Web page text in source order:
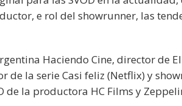
e rol del showrunner, las
Haciendo Cine, director de
de la serie Casi feliz (Netflix) y
de la productora HC Films y